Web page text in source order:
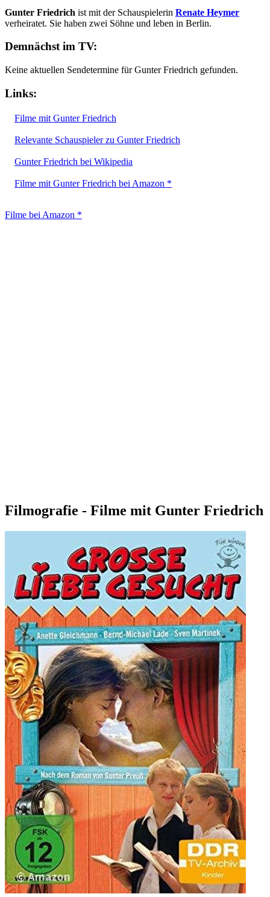
Gunter Friedrich ist mit der Schauspielerin Renate Heymer
verheiratet. Sie haben zwei Söhne und leben in Berlin.
Demnächst im TV:
Keine aktuellen Sendetermine für Gunter Friedrich gefunden.
Links:
Filme mit Gunter Friedrich
Relevante Schauspieler zu Gunter Friedrich
Gunter Friedrich bei Wikipedia
Filme mit Gunter Friedrich bei Amazon *
Filme bei Amazon *
Filmografie - Filme mit Gunter Friedrich